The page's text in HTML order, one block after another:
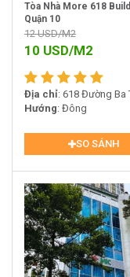
Tòa Nhà More 618
Quận 10
12USD/M2
10 USD/M2
Địa chỉ: 618 Đường Ba
Hai, Phường 14, Quận 10
Hướng : Đông
SO SÁNH